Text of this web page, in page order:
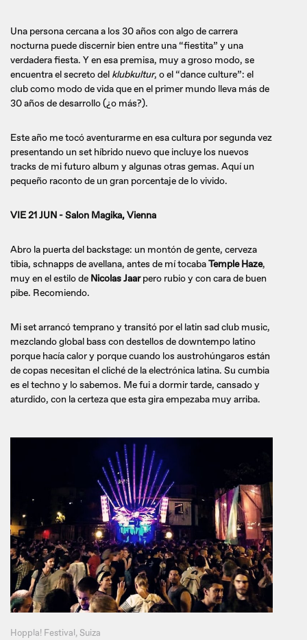
Una persona cercana a los 30 años con algo de carrera
nocturna puede discernir bien entre una “fiestita” y una
verdadera fiesta. Y en esa premisa, muy a groso modo, se
encuentra el secreto del klubkultur, o el “dance culture”: el
club como modo de vida que en el primer mundo lleva más de
30 años de desarrollo (¿o más?).
Este año me tocó aventurarme en esa cultura por segunda vez
presentando un set híbrido nuevo que incluye los nuevos
tracks de mi futuro album y algunas otras gemas. Aquí un
pequeño raconto de un gran porcentaje de lo vivido.
VIE 21 JUN - Salon Magika, Vienna
Abro la puerta del backstage: un montón de gente, cerveza
tibia, schnapps de avellana, antes de mí tocabaTemple Haze,
muy en el estilo de Nicolas Jaarpero rubio y con cara de buen
pibe. Recomiendo.
Mi set arrancó temprano y transitó por el latin sad club music,
mezclando global bass con destellos de downtempo latino
porque hacía calor y porque cuando los austrohúngaros están
de copas necesitan el cliché de la electrónica latina. Su cumbia
es el techno y lo sabemos. Me fui a dormir tarde, cansado y
aturdido, con la certeza que esta gira empezaba muy arriba.
Hoppla! Festival, Suiza